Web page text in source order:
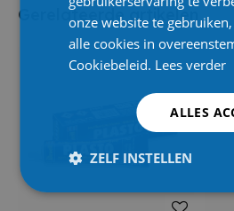
Gerelateerde artikelen
onze website te
alle cookies in
Cookiebeleid. Lees verder
ALLES
ZELF INSTELLEN